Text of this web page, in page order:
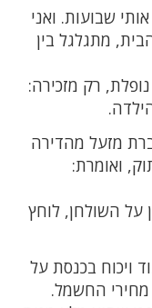
שבועות. ואני
מתגלגל בין
רק מזכירה:
מזעל מהדירה
ואומרת:
על השולחן, לוחץ
ויכוח בכנסת על
החשמל.